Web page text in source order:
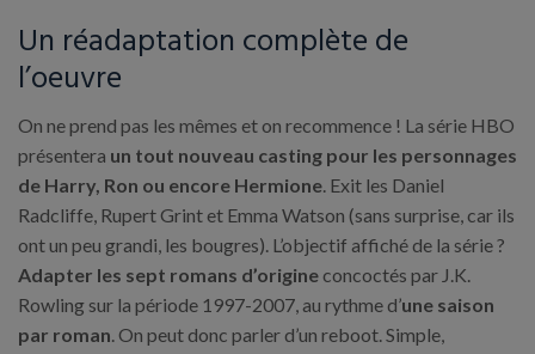
Un réadaptation complète de
l’oeuvre
On ne prend pas les mêmes et on recommence ! La série HBO
présentera un tout nouveau casting pour les personnages
de Harry, Ron ou encore Hermione. Exit les Daniel
Radcliffe, Rupert Grint et Emma Watson (sans surprise, car ils
ont un peu grandi, les bougres). L’objectif affiché de la série ?
Adapter les sept romans d’origineconcoctés par J.K.
Rowling sur la période 1997-2007, au rythme d’une saison
par roman. On peut donc parler d’un reboot. Simple,